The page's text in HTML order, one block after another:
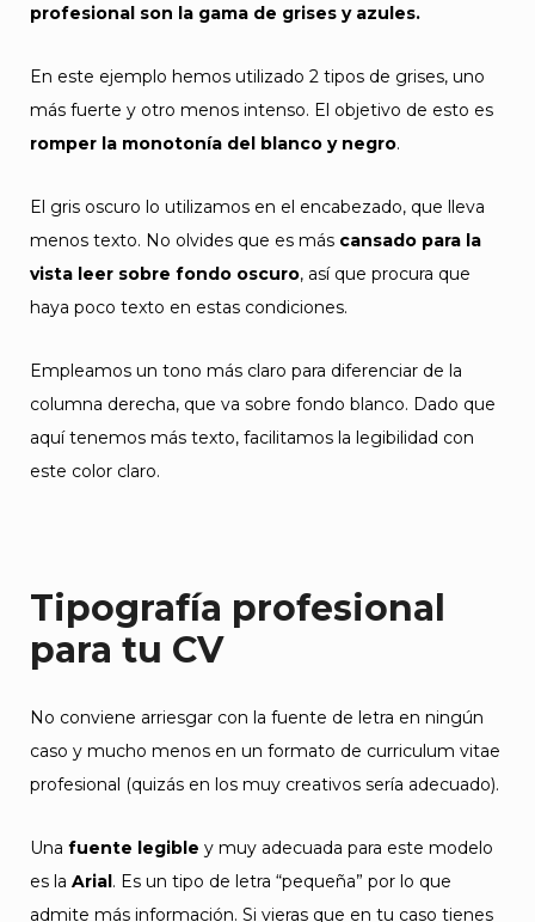
profesional son la gama de grises y azules.
En este ejemplo hemos utilizado 2 tipos de grises, uno
más fuerte y otro menos intenso. El objetivo de esto es
romper la monotonía del blanco y negro.
El gris oscuro lo utilizamos en el encabezado, que lleva
menos texto. No olvides que es más cansado para la
vista leer sobre fondo oscuro, así que procura que
haya poco texto en estas condiciones.
Empleamos un tono más claro para diferenciar de la
columna derecha, que va sobre fondo blanco. Dado que
aquí tenemos más texto, facilitamos la legibilidad con
este color claro.
Tipografía profesional
para tu CV
No conviene arriesgar con la fuente de letra en ningún
caso y mucho menos en un formato de curriculum vitae
profesional (quizás en los muy creativos sería adecuado).
Una fuente legible y muy adecuada para este modelo
es la Arial. Es un tipo de letra “pequeña” por lo que
admite más información. Si vieras que en tu caso tienes